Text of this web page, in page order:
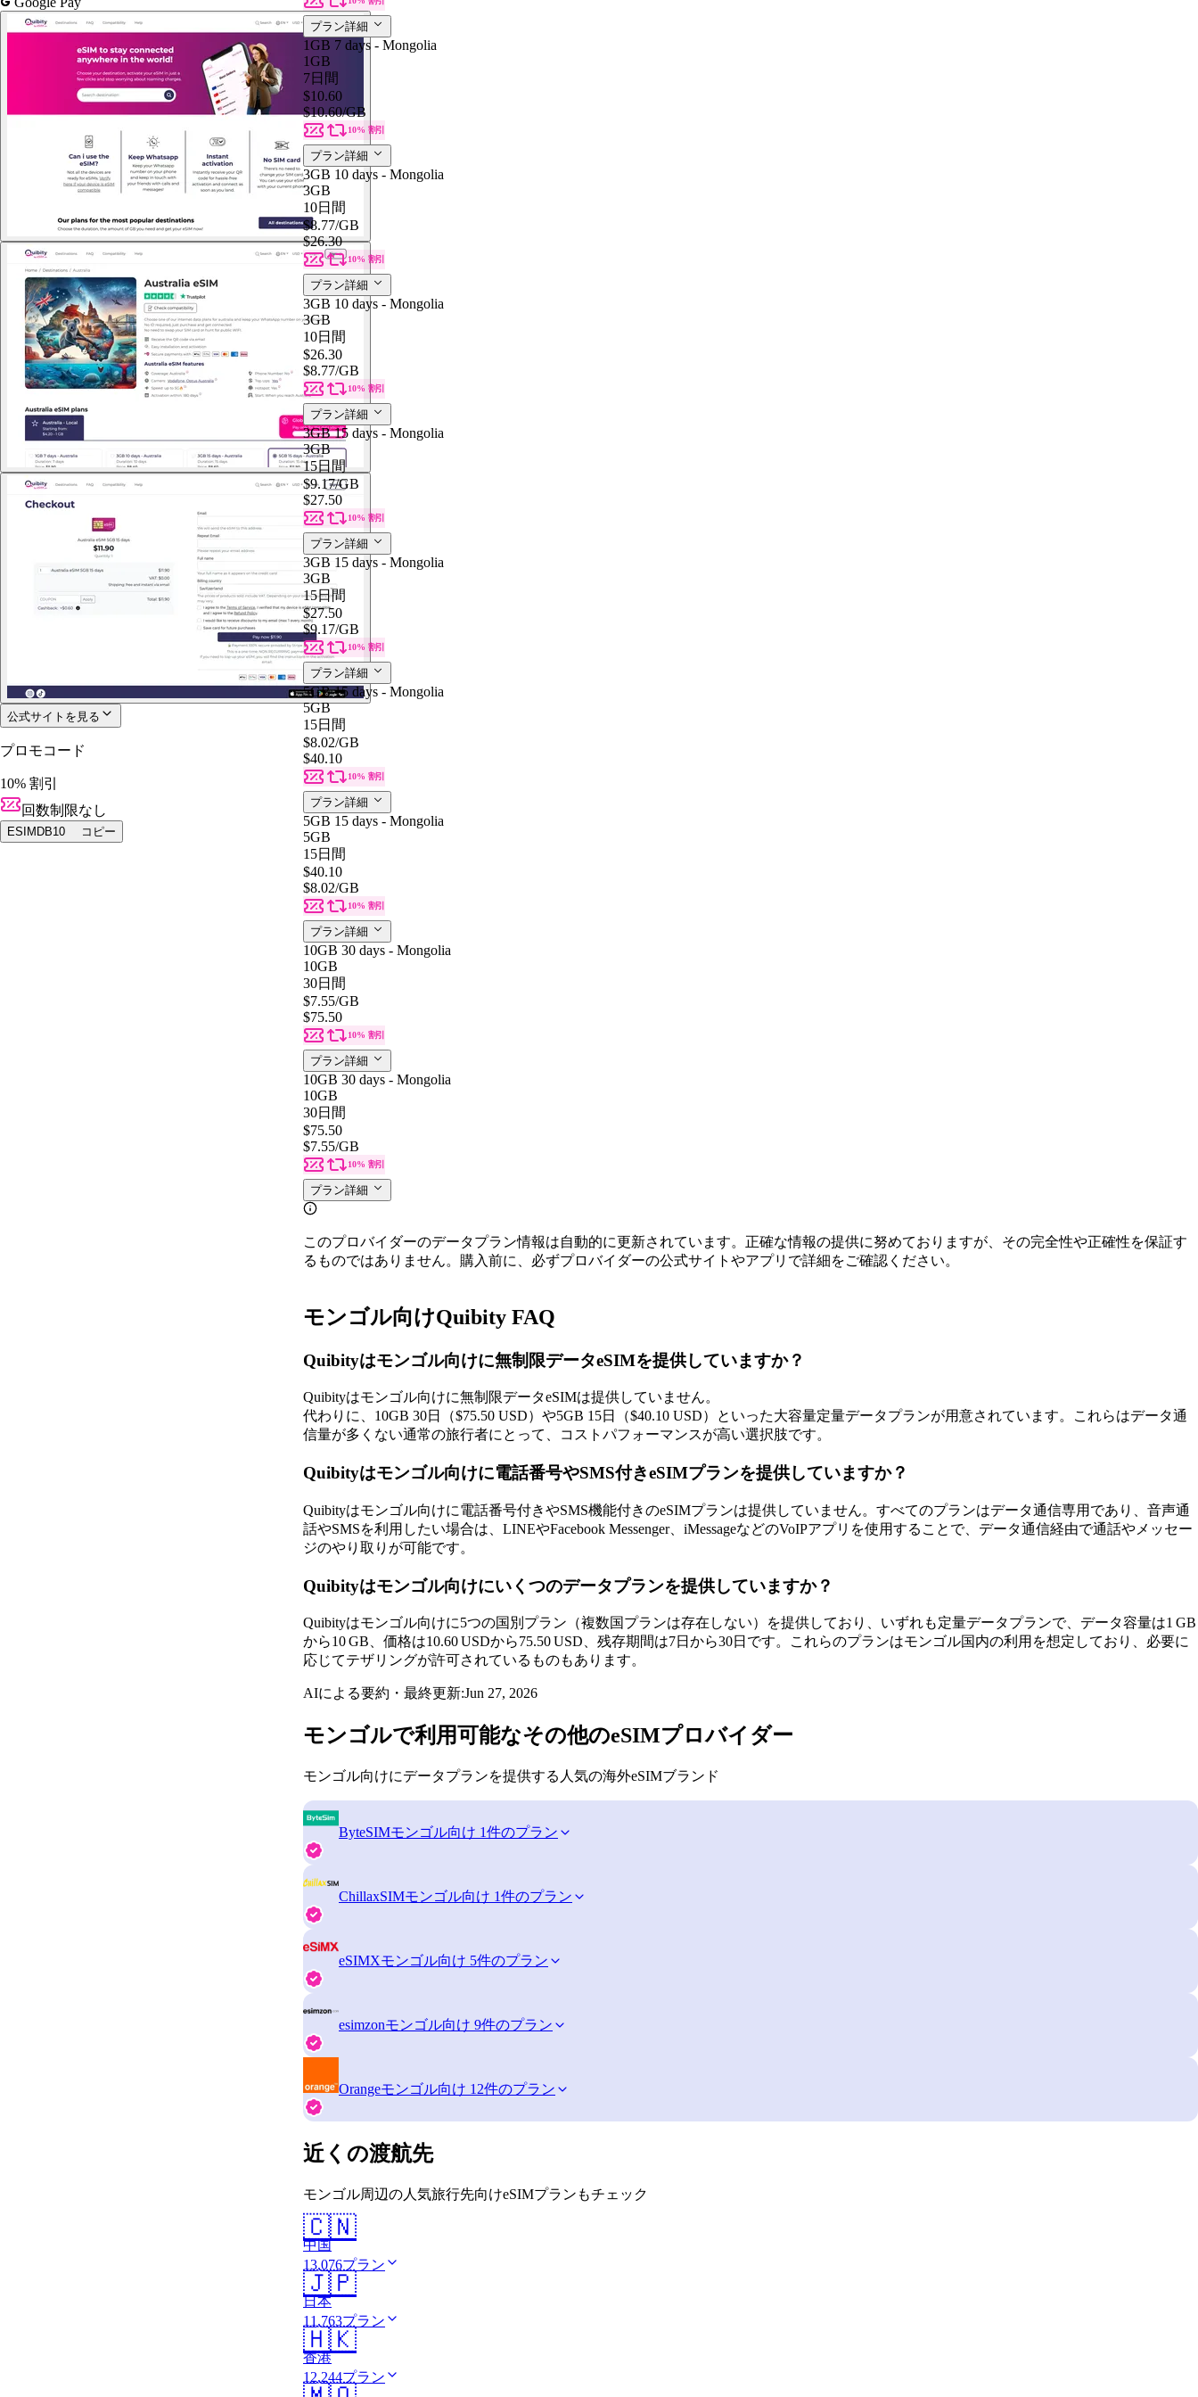
公式サイトを見る
プロモコード
10% 割引
回数制限なし
ESIMDB10 コピー
プラン詳細
1GB 7 days - Mongolia
1GB
7日間
$10.60
$10.60/GB
10% 割引
プラン詳細
3GB 10 days - Mongolia
3GB
10日間
$8.77/GB
$26.30
10% 割引
プラン詳細
3GB 10 days - Mongolia
3GB
10日間
$26.30
$8.77/GB
10% 割引
プラン詳細
3GB 15 days - Mongolia
3GB
15日間
$9.17/GB
$27.50
10% 割引
プラン詳細
3GB 15 days - Mongolia
3GB
15日間
$27.50
$9.17/GB
10% 割引
プラン詳細
5GB 15 days - Mongolia
5GB
15日間
$8.02/GB
$40.10
10% 割引
プラン詳細
5GB 15 days - Mongolia
5GB
15日間
$40.10
$8.02/GB
10% 割引
プラン詳細
10GB 30 days - Mongolia
10GB
30日間
$7.55/GB
$75.50
10% 割引
プラン詳細
10GB 30 days - Mongolia
10GB
30日間
$75.50
$7.55/GB
10% 割引
プラン詳細
このプロバイダーのデータプラン情報は自動的に更新されています。正確な情報の提供に努めておりますが、その完全性や正確性を保証す
るものではありません。購入前に、必ずプロバイダーの公式サイトやアプリで詳細をご確認ください。
モンゴル向けQuibity FAQ
Quibityはモンゴル向けに無制限データeSIMを提供していますか？
Quibityはモンゴル向けに無制限データeSIMは提供していません。
代わりに、10GB 30日（$75.50 USD）や5GB 15日（$40.10 USD）といった大容量定量データプランが用意されています。これらはデータ通
信量が多くない通常の旅行者にとって、コストパフォーマンスが高い選択肢です。
Quibityはモンゴル向けに電話番号やSMS付きeSIMプランを提供していますか？
Quibityはモンゴル向けに電話番号付きやSMS機能付きのeSIMプランは提供していません。すべてのプランはデータ通信専用であり、音声通
話やSMSを利用したい場合は、LINEやFacebook Messenger、iMessageなどのVoIPアプリを使用することで、データ通信経由で通話やメッセー
ジのやり取りが可能です。
Quibityはモンゴル向けにいくつのデータプランを提供していますか？
Quibityはモンゴル向けに5つの国別プラン（複数国プランは存在しない）を提供しており、いずれも定量データプランで、データ容量は1 GB
から10 GB、価格は10.60 USDから75.50 USD、残存期間は7日から30日です。これらのプランはモンゴル国内の利用を想定しており、必要に
応じてテザリングが許可されているものもあります。
AIによる要約・最終更新:Jun 27, 2026
モンゴルで利用可能なその他のeSIMプロバイダー
モンゴル向けにデータプランを提供する人気の海外eSIMブランド
ByteSIMモンゴル向け 1件のプラン
ChillaxSIMモンゴル向け 1件のプラン
eSIMXモンゴル向け 5件のプラン
esimzonモンゴル向け 9件のプラン
Orangeモンゴル向け 12件のプラン
近くの渡航先
モンゴル周辺の人気旅行先向けeSIMプランもチェック
🇨🇳
中国
13,076プラン
🇯🇵
日本
11,763プラン
🇭🇰
香港
12,244プラン